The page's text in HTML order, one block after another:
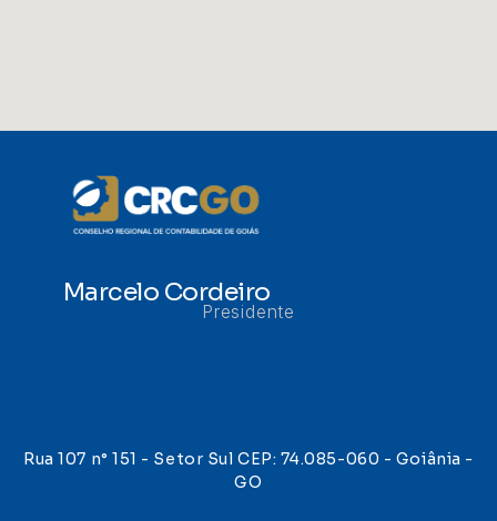
Marcelo Cordeiro
Presidente
Rua 107 n° 151 - Setor Sul CEP: 74.085-060 - Goiânia -
GO